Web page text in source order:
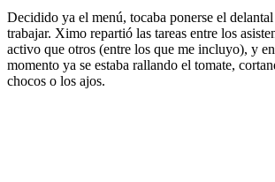
Decidido ya el menú, tocaba ponerse el
trabajar. Ximo repartió las tareas entre los
activo que otros (entre los que me incluyo), y
momento ya se estaba rallando el tomate,
chocos o los ajos.